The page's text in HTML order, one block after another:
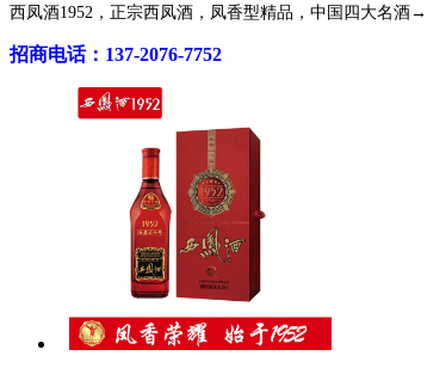
西凤酒1952，正宗西凤酒，凤香型精品，中国四大名酒→
招商电话：137-2076-7752